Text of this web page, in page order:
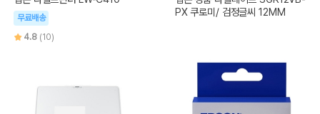
무료배송
4.8 (10)
PX 쿠로미/ 검정글씨 12MM